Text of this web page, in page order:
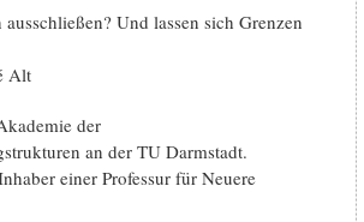
Und lassen sich Grenzen
Alt
der
an der TU Darmstadt.
einer Professur für Neuere